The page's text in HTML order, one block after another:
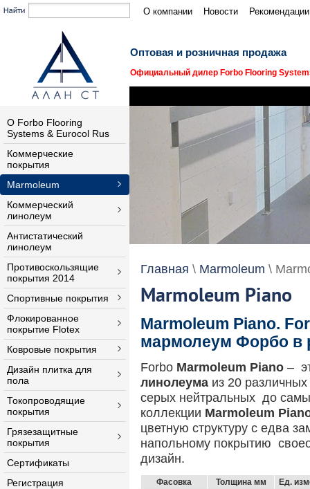
Оптовая и розничная продажа
Официальный дилер Forbo Flooring
О компании Новости
Главная \ Marmoleum \
Marmoleum Piano
Marmoleum Piano.
мармолеум Форбо в
Forbo Marmoleum Piano –
линолеума из 20
серых нейтральных до
коллекции Marmoleum
цветную структуру с едва
напольному покрытию
дизайн.
Фасовка Толщина мм
Ед.
О Forbo Flooring
Systems & Eurocol Rus
Коммерческие
покрытия
Marmoleum
Коммерческий
линолеум
Антистатический
линолеум
Противоскользящие
покрытия 2014
Спортивные покрытия
Флокированное
покрытие Flotex
Ковровые покрытия
Дизайн плитка для
пола
Токопроводящие
покрытия
Грязезащитные
покрытия
Сертификаты
Регистрация